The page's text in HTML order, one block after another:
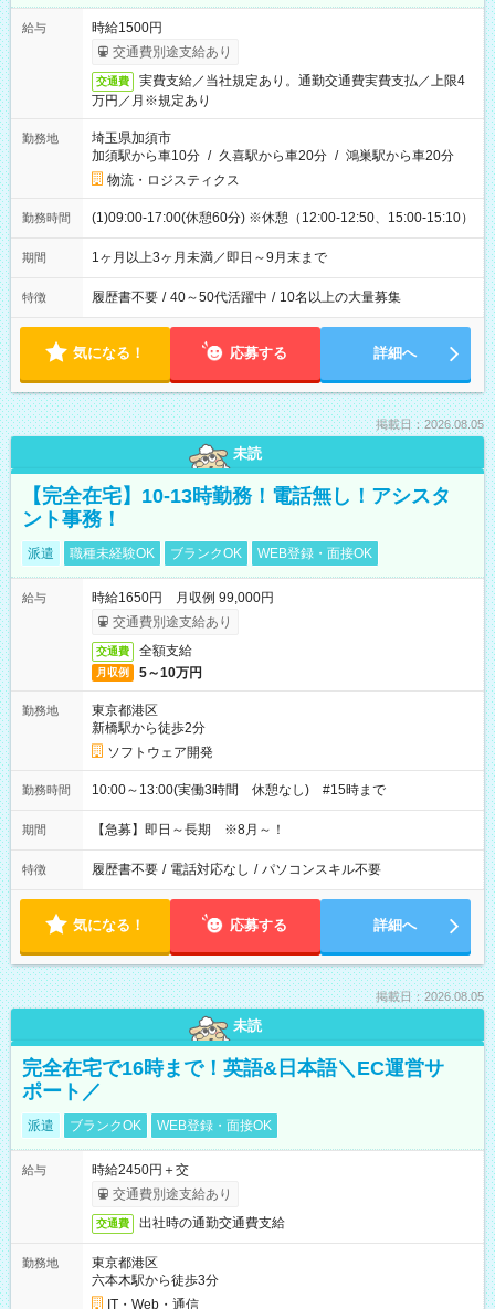
給与
時給1500円
交通費別途支給あり
交通費
実費支給／当社規定あり。通勤交通費実費支払／上限4
万円／月※規定あり
勤務地
埼玉県加須市
加須駅から車10分 / 久喜駅から車20分 / 鴻巣駅から車20分
物流・ロジスティクス
勤務時間 (1)09:00-17:00(休憩60分) ※休憩（12:00-12:50、15:00-15:10）
期間 1ヶ月以上3ヶ月未満／即日～9月末まで
特徴 履歴書不要 / 40～50代活躍中 / 10名以上の大量募集
気になる！ 応募する 詳細へ
掲載日：2026.08.05
未読
【完全在宅】10-13時勤務！電話無し！アシスタ
ント事務！
派遣 職種未経験OK ブランクOK WEB登録・面接OK
給与
時給1650円 月収例 99,000円
交通費別途支給あり
交通費 全額支給
月収例 5～10万円
勤務地
東京都港区
新橋駅から徒歩2分
ソフトウェア開発
勤務時間 10:00～13:00(実働3時間 休憩なし) #15時まで
期間 【急募】即日～長期 ※8月～！
特徴 履歴書不要 / 電話対応なし / パソコンスキル不要
気になる！ 応募する 詳細へ
掲載日：2026.08.05
未読
完全在宅で16時まで！英語&日本語＼EC運営サ
ポート／
派遣 ブランクOK WEB登録・面接OK
給与
時給2450円＋交
交通費別途支給あり
交通費 出社時の通勤交通費支給
勤務地
東京都港区
六本木駅から徒歩3分
IT・Web・通信